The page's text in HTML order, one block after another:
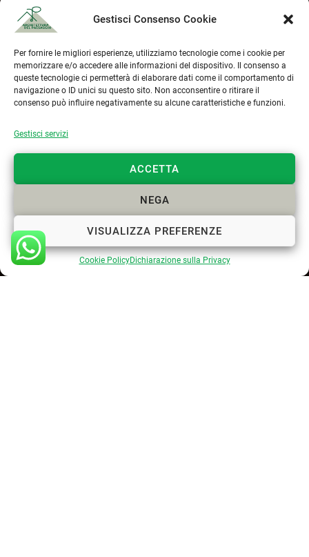
Gestisci Consenso Cookie
Per fornire le migliori esperienze, utilizziamo tecnologie come i cookie per
memorizzare e/o accedere alle informazioni del dispositivo. Il consenso a
queste tecnologie ci permetterà di elaborare dati come il comportamento di
navigazione o ID unici su questo sito. Non acconsentire o ritirare il
consenso può influire negativamente su alcune caratteristiche e funzioni.
Gestisci servizi
ACCETTA
NEGA
VISUALIZZA PREFERENZE
Cookie PolicyDichiarazione sulla Privacy
INQUADRA IL QR CODE !